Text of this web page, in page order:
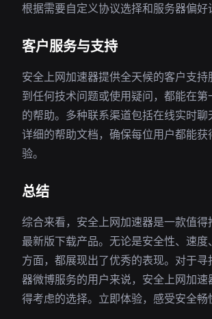
根据需要自定义协议选择和服务器偏好
客户服务与支持
安全上网加速器提供全天候的客户支持
到任何技术问题或使用疑问，都能在第
的帮助。多种联系渠道包括在线实时聊
详细的帮助文档，确保每位用户都能
验。
总结
综合来看，安全上网加速器是一款值
最新版下载产品。无论是安全性、速
方面，都展现出了优秀的表现。对于寻
器微博服务的用户来说，安全上网加速
得考虑的选择。立即体验，感受安全畅